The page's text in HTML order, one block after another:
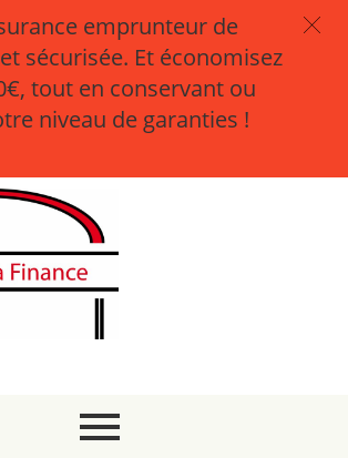
emprunteur de
sécurisée. Et économisez
tout en conservant ou
niveau de garanties !